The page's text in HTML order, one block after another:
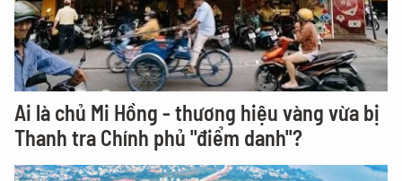
Ai là chủ Mi Hồng - thương hiệu vàng vừa bị
Thanh tra Chính phủ "điểm danh"?